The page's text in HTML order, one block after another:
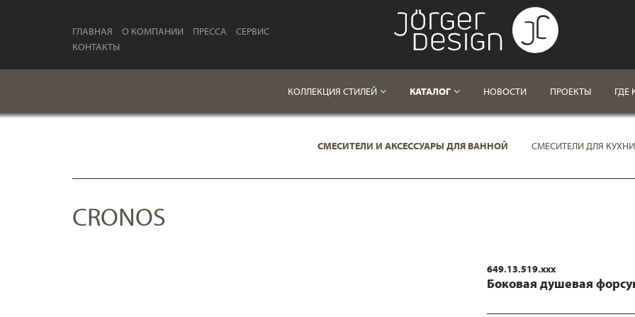
ГЛАВНАЯ О КОМПАНИИ ПРЕССА
СЕРВИС
КОНТАКТЫ
КОЛЛЕКЦИЯ СТИЛЕЙ КАТАЛОГ НОВОСТИ ПРОЕКТЫ ГДЕ
СМЕСИТЕЛИ И АКСЕССУАРЫ ДЛЯ ВАННОЙ СМЕСИТЕЛИ ДЛЯ КУХНИ
CRONOS
649.13.519.xxx
Боковая душевая